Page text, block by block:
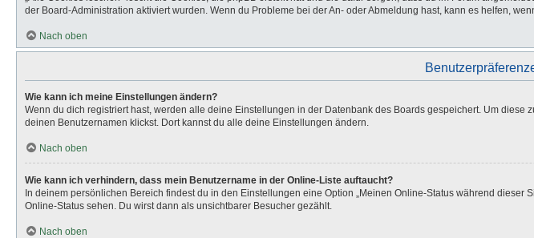
der Board-Administration aktiviert wurden. Wenn du Probleme bei der An- oder Abmeldung hast, kann es helfen,
Nach oben
Wie kann ich meine Einstellungen ändern?
Wenn du dich registriert hast, werden alle deine Einstellungen in der Datenbank des Boards gespeichert. Um
deinen Benutzernamen klickst. Dort kannst du alle deine Einstellungen ändern.
Nach oben
Wie kann ich verhindern, dass mein Benutzername in der Online-Liste auftaucht?
In deinem persönlichen Bereich findest du in den Einstellungen eine Option „Meinen Online-Status während
Online-Status sehen. Du wirst dann als unsichtbarer Besucher gezählt.
Nach oben